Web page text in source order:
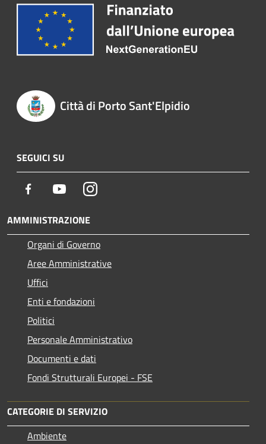
Città di Porto Sant'Elpidio
SEGUICI SU
Facebook YoutubeInstagram
AMMINISTRAZIONE
Organi di Governo
Aree Amministrative
Uffici
Enti e fondazioni
Politici
Personale Amministrativo
Documenti e dati
Fondi Strutturali Europei - FSE
CATEGORIE DI SERVIZIO
Ambiente